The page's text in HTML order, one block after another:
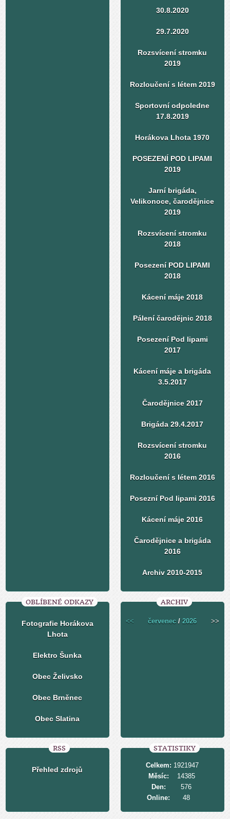
30.8.2020
29.7.2020
Rozsvícení stromku
2019
Rozloučení s létem 2019
Sportovní odpoledne
17.8.2019
Horákova Lhota 1970
POSEZENÍ POD LIPAMI
2019
Jarní brigáda,
Velikonoce, čarodějnice
2019
Rozsvícení stromku
2018
Posezení POD LIPAMI
2018
Kácení máje 2018
Pálení čarodějnic 2018
Posezení Pod lipami
2017
Kácení máje a brigáda
3.5.2017
Čarodějnice 2017
Brigáda 29.4.2017
Rozsvícení stromku
2016
Rozloučení s létem 2016
Posezní Pod lipami 2016
Kácení máje 2016
Čarodějnice a brigáda
2016
Archiv 2010-2015
OBLÍBENÉ ODKAZY
Fotografie Horákova
Lhota
Elektro Šunka
Obec Želivsko
Obec Brněnec
Obec Slatina
ARCHIV
<< červenec /2026 >>
RSS
Přehled zdrojů
STATISTIKY
Online: 48
Celkem: 1921947
Měsíc:
14385
Den:
576